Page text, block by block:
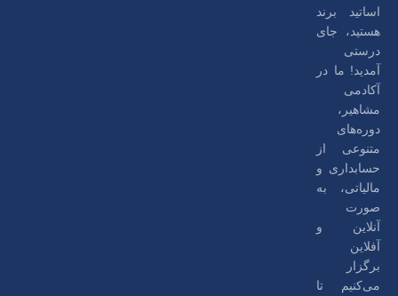
اساتید برند
هستید، جای
درستی
آمدید! ما در
آکادمی
مشاهیر،
دوره‌های
متنوعی از
حسابداری و
مالیاتی، به
صورت
آنلاین و
آفلاین
برگزار
می‌کنیم تا